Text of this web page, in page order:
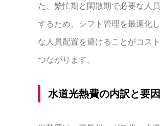
た、繁忙期と閑散期で必要な人
するため、シフト管理を最適化
な人員配置を避けることがコス
つながります。
水道光熱費の内訳と要